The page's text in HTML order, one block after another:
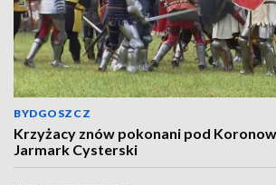
BYDGOSZCZ
Krzyżacy znów pokonani pod
Jarmark Cysterski